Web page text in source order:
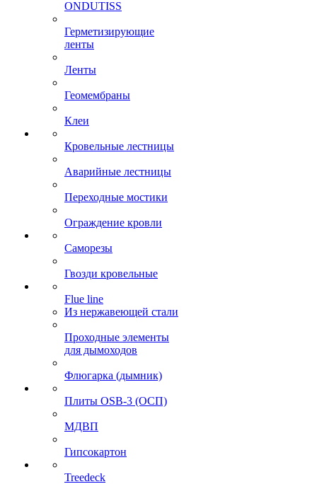
ONDUTISS
Герметизирующие
ленты
Ленты
Геомембраны
Клеи
Кровельные лестницы
Аварийные лестницы
Переходные мостики
Ограждение кровли
Саморезы
Гвозди кровельные
Flue line
Из нержавеющей стали
Проходные элементы
для дымоходов
Флюгарка (дымник)
Плиты OSB-3 (ОСП)
МДВП
Гипсокартон
Treedeck